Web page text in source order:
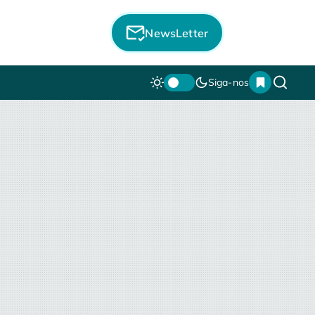
NewsLetter
Siga-nos